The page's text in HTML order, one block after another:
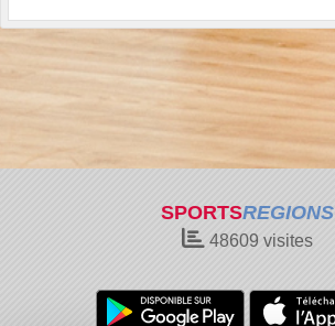
SPORTSREGIONS
48609 visites